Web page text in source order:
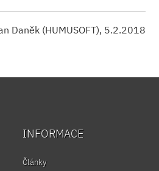
Daněk (HUMUSOFT), 5.2.2018
INFORMACE
Články